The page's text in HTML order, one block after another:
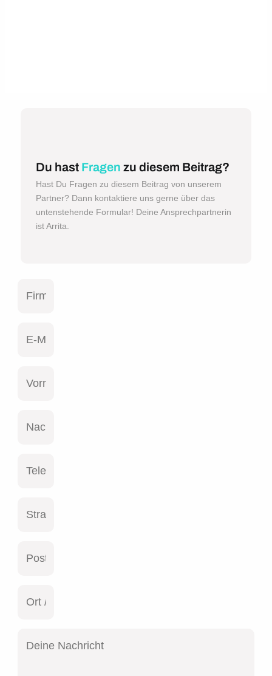
Du hast Fragen zu diesem Beitrag?
Hast Du Fragen zu diesem Beitrag von unserem
Partner? Dann kontaktiere uns gerne über das
untenstehende Formular! Deine Ansprechpartnerin
ist Arrita.